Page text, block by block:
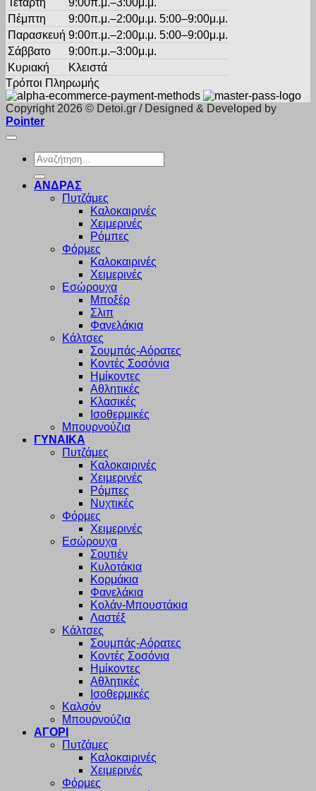
Τετάρτη
9:00π.μ.–3:00μ.μ.
Πέμπτη
9:00π.μ.–2:00μ.μ. 5:00–9:00μ.μ.
Παρασκευή 9:00π.μ.–2:00μ.μ. 5:00–9:00μ.μ.
Σάββατο
9:00π.μ.–3:00μ.μ.
Κυριακή
Κλειστά
Τρόποι Πληρωμής
Copyright 2026 © Detoi.gr / Designed & Developed by
Pointer
Αναζήτηση
για:
ΑΝΔΡΑΣ
Πυτζάμες
Καλοκαιρινές
Χειμερινές
Ρόμπες
Φόρμες
Καλοκαιρινές
Χειμερινές
Εσώρουχα
Μποξέρ
Σλιπ
Φανελάκια
Κάλτσες
Σουμπάς-Αόρατες
Κοντές Σοσόνια
Ημίκοντες
Αθλητικές
Κλασικές
Ισοθερμικές
Μπουρνούζια
ΓΥΝΑΙΚΑ
Πυτζάμες
Καλοκαιρινές
Χειμερινές
Ρόμπες
Νυχτικές
Φόρμες
Χειμερινές
Εσώρουχα
Σουτιέν
Κυλοτάκια
Κορμάκια
Φανελάκια
Κολάν-Μπουστάκια
Λαστέξ
Κάλτσες
Σουμπάς-Αόρατες
Κοντές Σοσόνια
Ημίκοντες
Αθλητικές
Ισοθερμικές
Καλσόν
Μπουρνούζια
ΑΓΟΡΙ
Πυτζάμες
Καλοκαιρινές
Χειμερινές
Φόρμες